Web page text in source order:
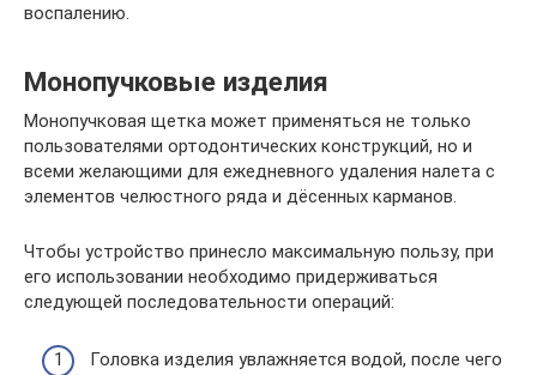
воспалению.
Монопучковые изделия
Монопучковая щетка может применяться не только
пользователями ортодонтических конструкций, но и
всеми желающими для ежедневного удаления налета с
элементов челюстного ряда и дёсенных карманов.
Чтобы устройство принесло максимальную пользу, при
его использовании необходимо придерживаться
следующей последовательности операций:
Головка изделия увлажняется водой, после чего